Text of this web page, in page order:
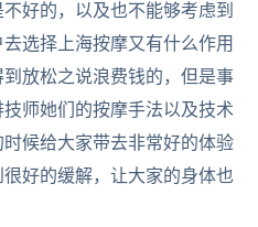
好的，以及也不能够考虑到
选择上海按摩又有什么作用
放松之说浪费钱的，但是事
师她们的按摩手法以及技术
候给大家带去非常好的体验
好的缓解，让大家的身体也